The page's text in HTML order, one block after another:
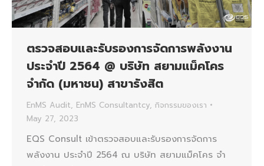
ตรวจสอบและรับรองการจัดการพลังงาน
ประจำปี 2564 @ บริษัท สยามแม็คโคร
จํากัด (มหาชน) สาขารังสิต
EnMS Audit, EnMS Consultantcy, กิจกรรมของเรา
May 27, 2023
EQS Consult เข้าตรวจสอบและรับรองการจัดการ
พลังงาน ประจำปี 2564 ณ บริษัท สยามแม็คโคร จํา